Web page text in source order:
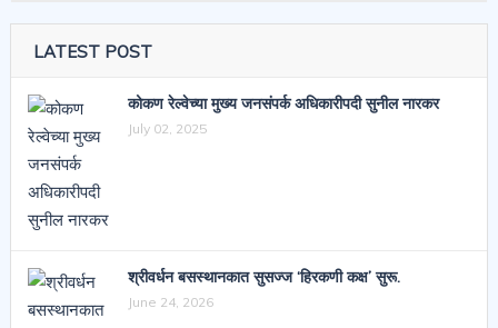
LATEST POST
कोकण रेल्वेच्या मुख्य जनसंपर्क अधिकारीपदी सुनील नारकर
July 02, 2025
श्रीवर्धन बसस्थानकात सुसज्ज ‘हिरकणी कक्ष’ सुरू.
June 24, 2026